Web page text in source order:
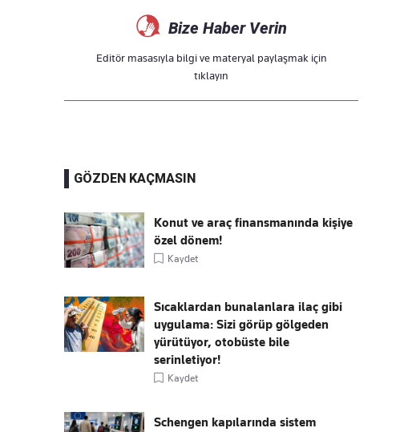
Bize Haber Verin
Editör masasıyla bilgi ve materyal paylaşmak için
tıklayın
GÖZDEN KAÇMASIN
Konut ve araç finansmanında kişiye
özel dönem!
Kaydet
Sıcaklardan bunalanlara ilaç gibi
uygulama: Sizi görüp gölgeden
yürütüyor, otobüste bile
serinletiyor!
Kaydet
Schengen kapılarında sistem